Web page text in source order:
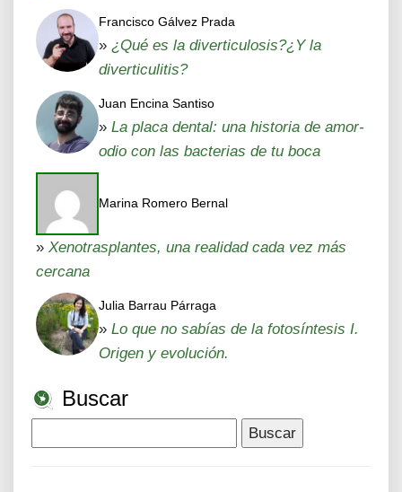
Francisco Gálvez Prada
» ¿Qué es la diverticulosis?¿Y la
diverticulitis?
Juan Encina Santiso
» La placa dental: una historia de amor-
odio con las bacterias de tu boca
Marina Romero Bernal
» Xenotrasplantes, una realidad cada vez más
cercana
Julia Barrau Párraga
» Lo que no sabías de la fotosíntesis I.
Origen y evolución.
Buscar